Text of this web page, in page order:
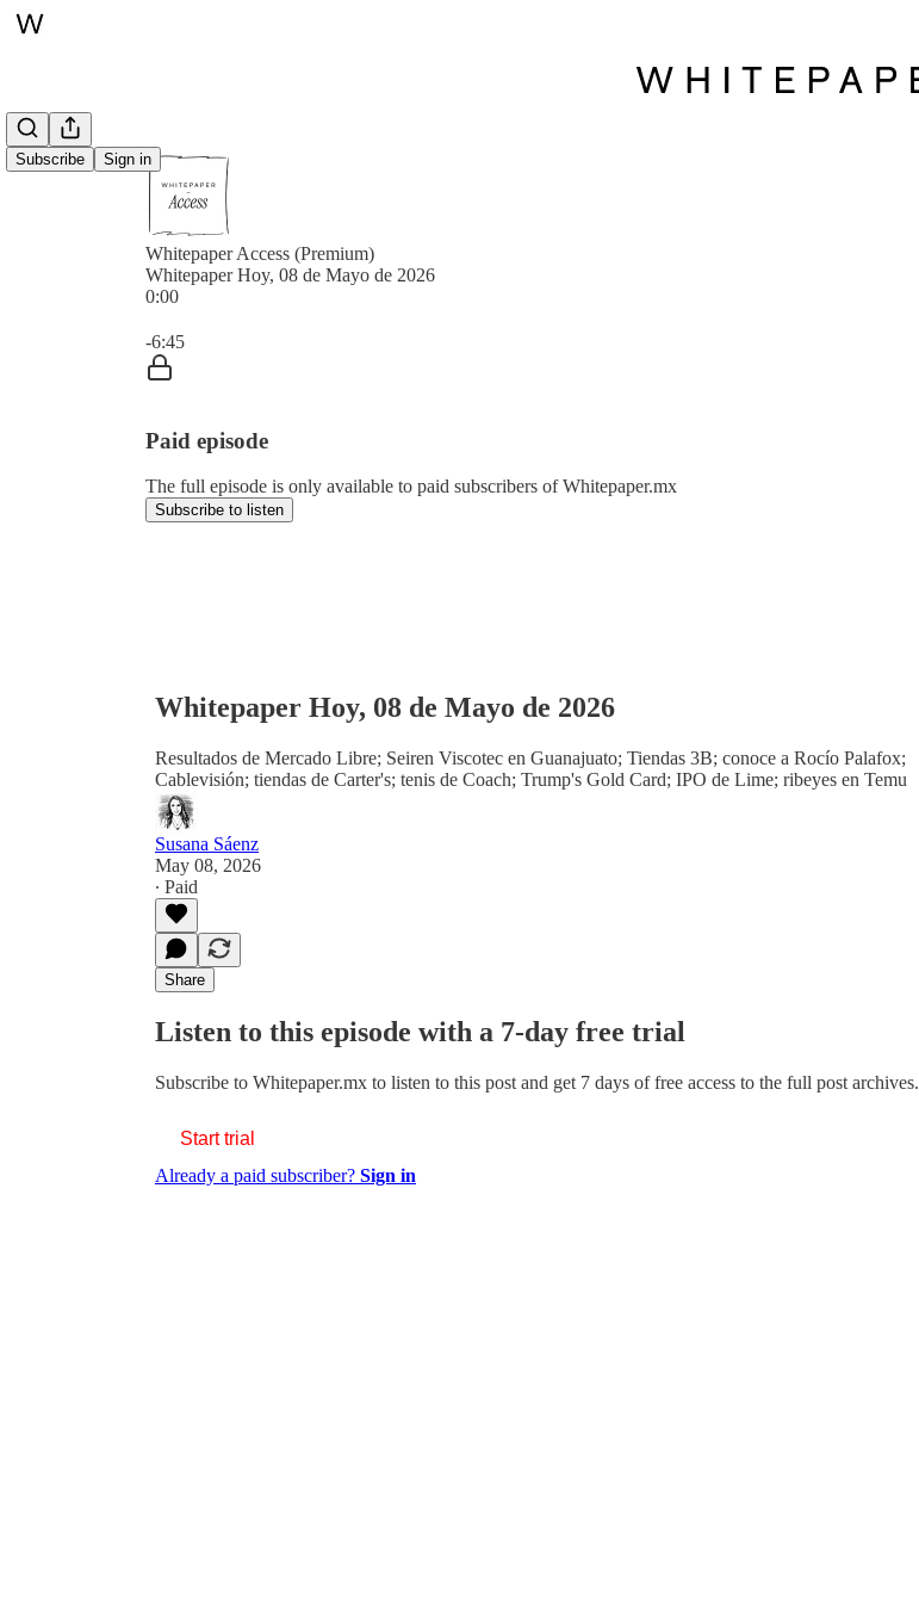
Subscribe Sign in
Whitepaper Access (Premium)
Whitepaper Hoy, 08 de Mayo de 2026
0:00
-6:45
Paid episode
The full episode is only available to paid subscribers of Whitepaper.mx
Subscribe to listen
Whitepaper Hoy, 08 de Mayo de 2026
Resultados de Mercado Libre; Seiren Viscotec en Guanajuato; Tiendas 3B; conoce a Rocío Palafox;
Cablevisión; tiendas de Carter's; tenis de Coach; Trump's Gold Card; IPO de Lime; ribeyes en Temu
Susana Sáenz
May 08, 2026
∙ Paid
Share
Listen to this episode with a 7-day free trial
Subscribe to Whitepaper.mx to listen to this post and get 7 days of free access to the full post archives.
Start trial
Already a paid subscriber? Sign in